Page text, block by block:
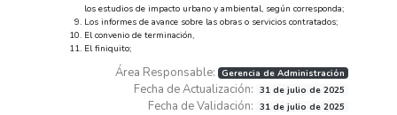
los estudios de impacto urbano y ambiental, según corresponda;
Los informes de avance sobre las obras o servicios contratados;
El convenio de terminación,
El finiquito;
Área Responsable: Gerencia de Administración
Fecha de Actualización: 31 de julio de 2025
Fecha de Validación: 31 de julio de 2025